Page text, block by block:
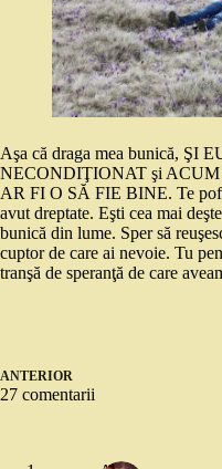
Aşa că draga mea bunică, ŞI
NECONDIŢIONAT şi
AR FI O SĂ FIE BINE. Te
avut dreptate. Eşti cea mai
bunică din lume. Sper să
cuptor de care ai nevoie. Tu
tranşă de speranţă de care
ANTERIOR
27 comentarii